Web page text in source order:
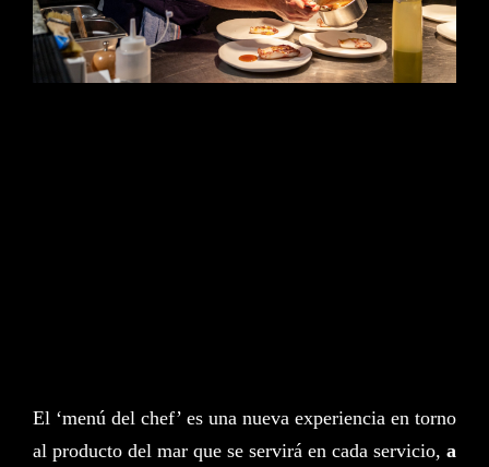
EN
El ‘menú del chef’ es una nueva experiencia en torno
al producto del mar que se servirá en cada servicio, a